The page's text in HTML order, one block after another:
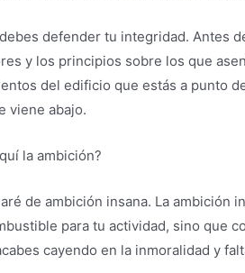
defender tu integridad. Antes
y los principios sobre los que
del edificio que estás a punto
viene abajo.
la ambición?
de ambición insana. La ambición
para tu actividad, sino que
cayendo en la inmoralidad y